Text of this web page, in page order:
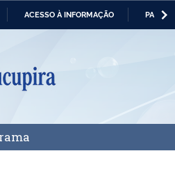
ACESSO À INFORMAÇÃO